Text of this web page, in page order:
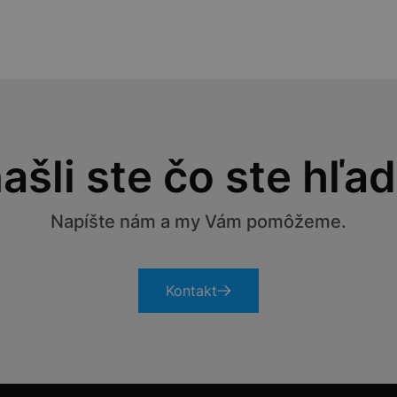
ste čo ste
Napíšte nám a my Vám pomôžeme.
Kontakt